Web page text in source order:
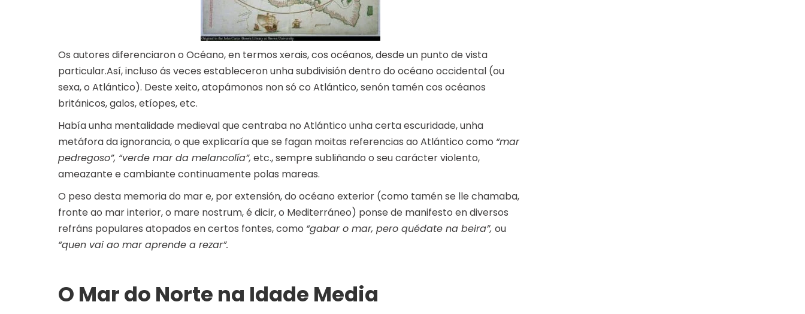
Os autores diferenciaron o Océano, en termos xerais, cos océanos, desde un punto de vista
particular.Así, incluso ás veces estableceron unha subdivisión dentro do océano occidental (ou
sexa, o Atlántico). Deste xeito, atopámonos non só co Atlántico, senón tamén cos océanos
británicos, galos, etíopes, etc.
Había unha mentalidade medieval que centraba no Atlántico unha certa escuridade, unha
metáfora da ignorancia, o que explicaría que se fagan moitas referencias ao Atlántico como “mar
pedregoso”, “verde mar da melancolía”, etc., sempre subliñando o seu carácter violento,
ameazante e cambiante continuamente polas mareas.
O peso desta memoria do mar e, por extensión, do océano exterior (como tamén se lle chamaba,
fronte ao mar interior, o mare nostrum, é dicir, o Mediterráneo) ponse de manifesto en diversos
refráns populares atopados en certos fontes, como “gabar o mar, pero quédate na beira”, ou
“quen vai ao mar aprende a rezar”.
O Mar do Norte na Idade Media